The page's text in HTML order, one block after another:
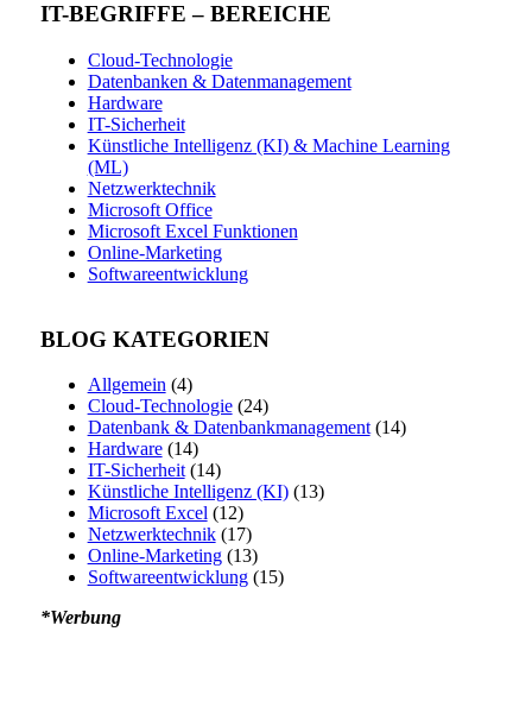
IT-BEGRIFFE – BEREICHE
Cloud-Technologie
Datenbanken & Datenmanagement
Hardware
IT-Sicherheit
Künstliche Intelligenz (KI) & Machine Learning
(ML)
Netzwerktechnik
Microsoft Office
Microsoft Excel Funktionen
Online-Marketing
Softwareentwicklung
BLOG KATEGORIEN
Allgemein(4)
Cloud-Technologie(24)
Datenbank & Datenbankmanagement(14)
Hardware(14)
IT-Sicherheit(14)
Künstliche Intelligenz (KI)(13)
Microsoft Excel(12)
Netzwerktechnik(17)
Online-Marketing(13)
Softwareentwicklung(15)
*Werbung